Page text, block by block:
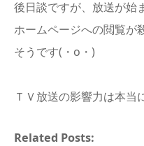
後日談ですが、放送が始
ホームページへの閲覧が
そうです(・o・)
ＴＶ放送の影響力は本当
Related Posts: